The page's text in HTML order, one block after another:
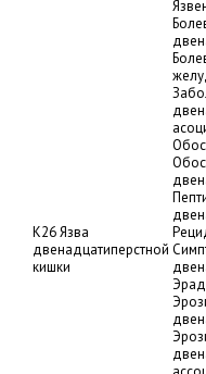
K26 Язва
двенадцатиперстной
кишки